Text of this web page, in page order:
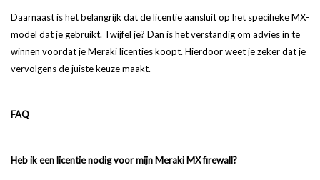
Daarnaast is het belangrijk dat de licentie aansluit op het specifieke MX-
model dat je gebruikt. Twijfel je? Dan is het verstandig om advies in te
winnen voordat je Meraki licenties koopt. Hierdoor weet je zeker dat je
vervolgens de juiste keuze maakt.
FAQ
Heb ik een licentie nodig voor mijn Meraki MX firewall?